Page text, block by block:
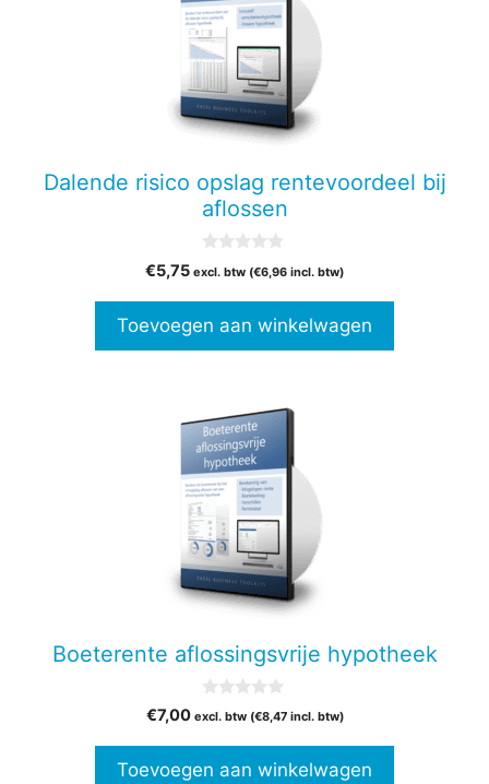
Dalende risico opslag rentevoordeel bij
aflossen
v
5
€5,75 excl. btw (€6,96 incl. btw)
Toevoegen aan winkelwagen
Boeterente aflossingsvrije hypotheek
v
5
€7,00 excl. btw (€8,47incl. btw)
Toevoegen aan winkelwagen